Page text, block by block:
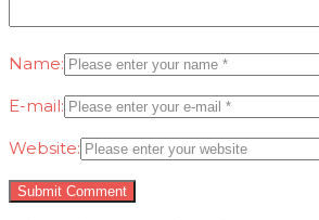
Name:
E-mail:
Website: